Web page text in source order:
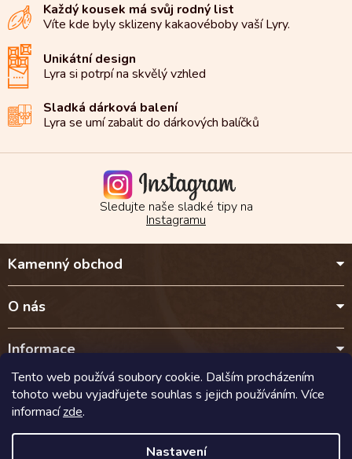
Tento web používá soubory cookie. Dalším procházením
tohoto webu vyjadřujete souhlas s jejich používáním. Více
informacízde.
Nastavení
Každý kousek má svůj rodný list
Víte kde byly sklizeny kakaovéboby vaší Lyry.
Unikátní design
Lyra si potrpí na skvělý vzhled
Sladká dárková balení
Lyra se umí zabalit do dárkových balíčků
Sledujte naše sladké tipy na
Instagramu
Z
p
Kamenný obchod
O nás
Informace
Kontakt
Doprava a platba